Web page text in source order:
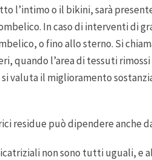
l’intimo o il bikini, sarà
In caso di interventi di
o fino allo sterno. Si
quando l’area di tessuti
valuta il miglioramento
residue può dipendere anche
non sono tutti uguali,